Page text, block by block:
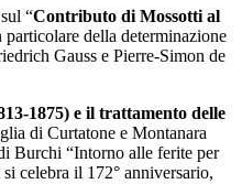
“Contributo di Mossotti al
della determinazione
Gauss e Pierre-Simon de
1875) e il trattamento delle
di Curtatone e Montanara
Burchi “Intorno alle ferite per
celebra il 172° anniversario,